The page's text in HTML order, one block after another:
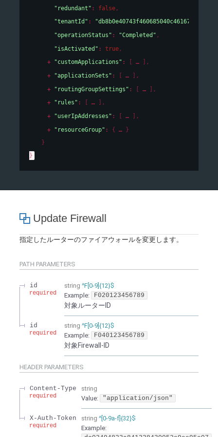
"redundant" : false,
"tenantId" : "db8b0e40743f460685040c46167cf19e"
"operationStatus" : "Completed" ,
"isActivated" : true,
"customApplications" :
,
"applicationSets" : [ ] ,
"routingGroupSettings" : [ ] ,
"rules" :
,
"userIpAddresses" :
,
"resourceGroup" : {
}
}
}
Update Firewall
指定したルーターのファイアウォールを変更します。
PATH PARAMETERS
id
required
string ^F[0-9]{12}$
Example:
F020123456789
対象ルーターID
id
required
string ^F[0-9]{12}$
Example:
F040123456789
対象Firewall-ID
HEADER PARAMETERS
Content-Type
required
string
Value: "application/json"
X-Auth-Token
required
string ^[0-9a-f]{32}$
Example: